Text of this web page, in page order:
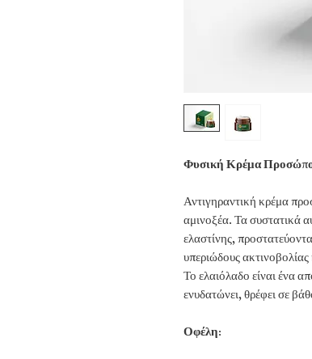
Φυσική Κρέμα
Αντιγηραντική κρέμα
αμινοξέα. Τα συστατικά
ελαστίνης,
υπεριώδους
Το ελαιόλαδο είναι ένα
ενυδατώνει, θρέφει σε
Οφέλη: